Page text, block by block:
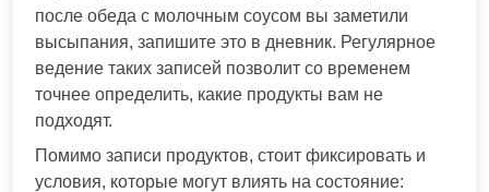
после обеда с молочным соусом вы заметили
высыпания, запишите это в дневник. Регулярное
ведение таких записей позволит со временем
точнее определить, какие продукты вам не
подходят.
Помимо записи продуктов, стоит фиксировать и
условия, которые могут влиять на состояние: